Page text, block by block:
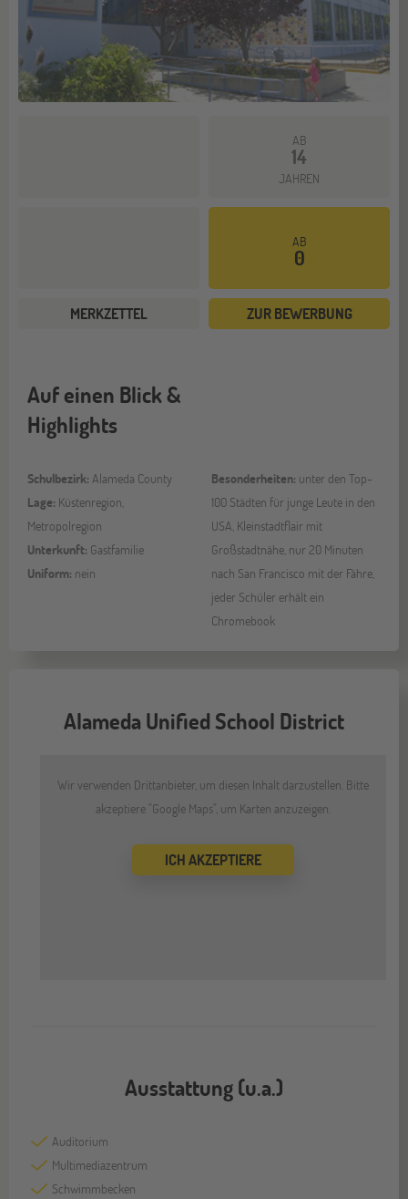
AB
14
JAHREN
AB
0
MERKZETTEL ZUR BEWERBUNG
Auf einen Blick &
Highlights
Schulbezirk: Alameda County
Lage: Küstenregion,
Metropolregion
Unterkunft: Gastfamilie
Uniform: nein
Besonderheiten: unter den Top-
100 Städten für junge Leute in den
USA, Kleinstadtflair mit
Großstadtnähe, nur 20 Minuten
nach San Francisco mit der Fähre,
jeder Schüler erhält ein
Chromebook
Alameda Unified School District
Wir verwenden Drittanbieter, um diesen Inhalt darzustellen. Bitte
akzeptiere "Google Maps", um Karten anzuzeigen.
ICH AKZEPTIERE
Ausstattung (u.a.)
Auditorium
Multimediazentrum
Schwimmbecken